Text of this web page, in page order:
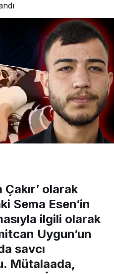
Çakır’ olarak
Sema Esen’in
ilgili olarak
Uygun’un
savcı
Mütalaada,